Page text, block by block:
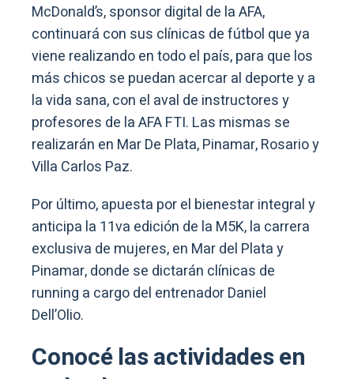
McDonald’s, sponsor digital de la AFA,
continuará con sus clínicas de fútbol que ya
viene realizando en todo el país, para que los
más chicos se puedan acercar al deporte y a
la vida sana, con el aval de instructores y
profesores de la AFA FTI. Las mismas se
realizarán en Mar De Plata, Pinamar, Rosario y
Villa Carlos Paz.
Por último, apuesta por el bienestar integral y
anticipa la 11va edición de la M5K, la carrera
exclusiva de mujeres, en Mar del Plata y
Pinamar, donde se dictarán clínicas de
running a cargo del entrenador Daniel
Dell’Olio.
Conocé las actividades en